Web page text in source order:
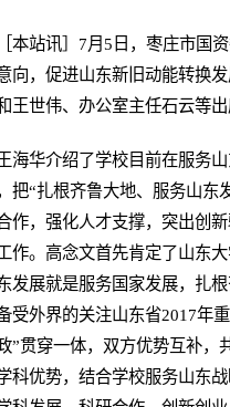
［本站讯］7月5日，枣庄市国
向，促进山东新旧动能转换
王世伟、办公室主任石云等出
海华介绍了学校目前在服务
把“扎根齐鲁大地、服务山东
作，强化人才支撑，突出创
作。高念文首先肯定了山东
发展就是服务国家发展，扎
受外界的关注山东省2017年
”贯穿一体，双方优势互补，
科优势，结合学校服务山东